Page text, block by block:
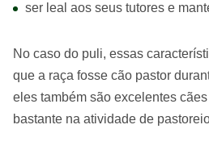
ser leal aos seus tutores e
No caso do puli, essas
que a raça fosse cão pastor
eles também são excelentes
bastante na atividade de